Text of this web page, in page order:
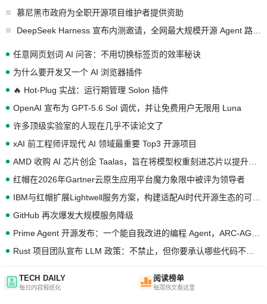
慕尼黑市政府为全职开源项目维护者提供资助
任意网页划词 AI 问答：不用切换标签页的效率秘诀
为什么要开发又一个 AI 浏览器插件
🔥 Hot-Plug 实战：运行期管理 Solon 插件
OpenAI 宣布为 GPT-5.6 Sol 调优，并让免费用户无限用 Luna
许多顶级实验室的人现在几乎不读论文了
xAI 前工程师评现代 AI 领域最重要 Top3 开源项目
红帽在2026年Gartner云原生应用平台魔力象限中被评为领导者
GitHub 再次爆发大规模服务降级
TECH DAILY
每日内容报纸化
阅读榜单
每周热文看这里